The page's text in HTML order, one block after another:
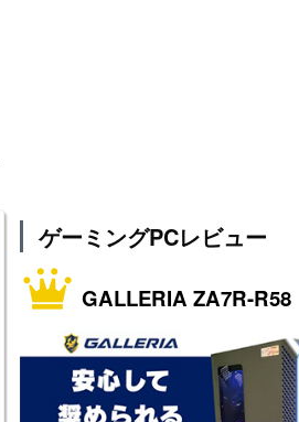
ゲーミングPCレビュー
GALLERIA ZA7R-R58